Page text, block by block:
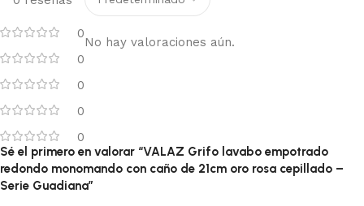
0
0
0
0
0
No hay valoraciones aún.
Sé el primero en valorar “VALAZ Grifo lavabo empotrado
redondo monomando con caño de 21cm oro rosa cepillado –
Serie Guadiana”